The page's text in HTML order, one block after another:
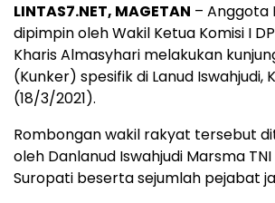
LINTAS7.NET, MAGETAN – Anggota
dipimpin oleh Wakil Ketua Komisi I
Kharis Almasyhari melakukan
(Kunker) spesifik di Lanud Iswahjudi,
(18/3/2021).
Rombongan wakil rakyat tersebut
oleh Danlanud Iswahjudi Marsma
Suropati beserta sejumlah pejabat